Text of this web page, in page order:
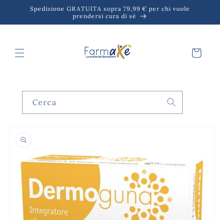
direttamente
Spedizione GRATUITA sopra 79,99 € per chi vuole
prendersi cura di sé
Carrello
Cerca
sul prodotto